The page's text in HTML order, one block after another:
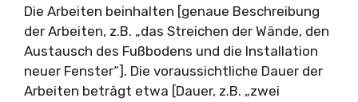
Die Arbeiten beinhalten [genaue Beschreibung
der Arbeiten, z.B. „das Streichen der Wände, den
Austausch des Fußbodens und die Installation
neuer Fenster“]. Die voraussichtliche Dauer der
Arbeiten beträgt etwa [Dauer, z.B. „zwei